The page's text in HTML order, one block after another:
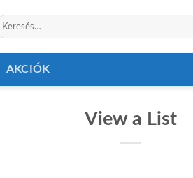
AKCIÓK
View a List